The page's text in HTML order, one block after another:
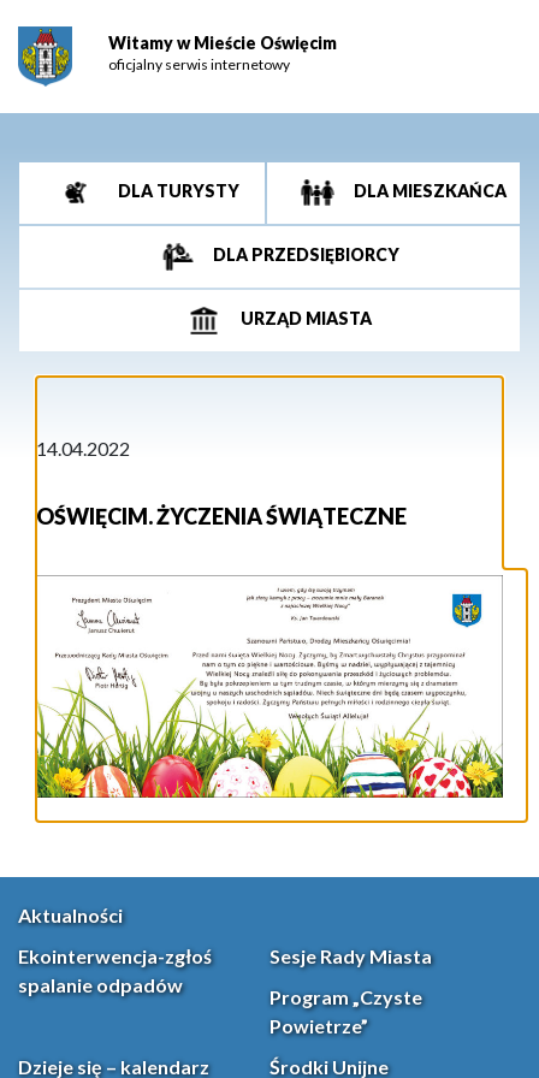
Witamy w Mieście Oświęcim
oficjalny serwis internetowy
DLA TURYSTY DLA MIESZKAŃCA
DLA PRZEDSIĘBIORCY
URZĄD MIASTA
14.04.2022
OŚWIĘCIM. ŻYCZENIA ŚWIĄTECZNE
Aktualności
Ekointerwencja-zgłoś
spalanie odpadów
Sesje Rady Miasta
Program „Czyste
Powietrze”
Dzieje się – kalendarz
Środki Unijne